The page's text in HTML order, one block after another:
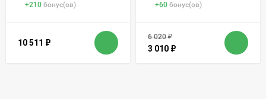
+210 бонус(ов)
10 511 ₽
+60 бонус(ов)
6 020₽
3 010 ₽